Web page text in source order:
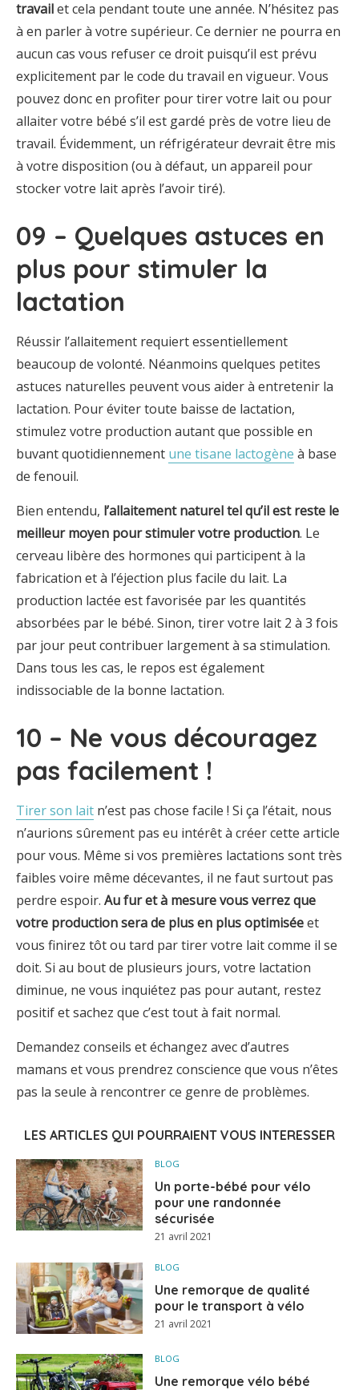
travailet cela pendant toute une année. N’hésitez pas
à en parler à votre supérieur. Ce dernier ne pourra en
aucun cas vous refuser ce droit puisqu’il est prévu
explicitement par le code du travail en vigueur. Vous
pouvez donc en profiter pour tirer votre lait ou pour
allaiter votre bébé s’il est gardé près de votre lieu de
travail. Évidemment, un réfrigérateur devrait être mis
à votre disposition (ou à défaut, un appareil pour
stocker votre lait après l’avoir tiré).
09 – Quelques astuces en
plus pour stimuler la
lactation
Réussir l’allaitement requiert essentiellement
beaucoup de volonté. Néanmoins quelques petites
astuces naturelles peuvent vous aider à entretenir la
lactation. Pour éviter toute baisse de lactation,
stimulez votre production autant que possible en
buvant quotidiennement une tisane lactogène à base
de fenouil.
Bien entendu, l’allaitement naturel tel qu’il est reste le
meilleur moyen pour stimuler votre production. Le
cerveau libère des hormones qui participent à la
fabrication et à l’éjection plus facile du lait. La
production lactée est favorisée par les quantités
absorbées par le bébé. Sinon, tirer votre lait 2 à 3 fois
par jour peut contribuer largement à sa stimulation.
Dans tous les cas, le repos est également
indissociable de la bonne lactation.
10 – Ne vous découragez
pas facilement !
Tirer son lait n’est pas chose facile ! Si ça l’était, nous
n’aurions sûrement pas eu intérêt à créer cette article
pour vous. Même si vos premières lactations sont très
faibles voire même décevantes, il ne faut surtout pas
perdre espoir. Au fur et à mesure vous verrez que
votre production sera de plus en plus optimiséeet
vous finirez tôt ou tard par tirer votre lait comme il se
doit. Si au bout de plusieurs jours, votre lactation
diminue, ne vous inquiétez pas pour autant, restez
positif et sachez que c’est tout à fait normal.
Demandez conseils et échangez avec d’autres
mamans et vous prendrez conscience que vous n’êtes
pas la seule à rencontrer ce genre de problèmes.
LES ARTICLES QUI POURRAIENT VOUS INTERESSER
BLOG
Un porte-bébé pour vélo
pour une randonnée
sécurisée
21 avril 2021
BLOG
Une remorque de qualité
pour le transport à vélo
21 avril 2021
BLOG
Une remorque vélo bébé